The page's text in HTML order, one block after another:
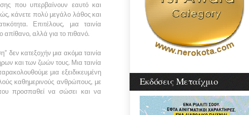
που υπερβαίνουν εαυτό και
κάνετε πολύ μεγάλο λάθος και
Επιτέλους, μια ταινία
απίθανο, αλλά για το πιθανό.
δεν κατεξοχήν μια ακόμα ταινία
και των ζωών τους. Μια ταινία
μια εξειδικευμένη
καθημερινούς ανθρώπους, με
προσπαθεί να σώσει και να
Εκδόσεις Μεταίχμιο